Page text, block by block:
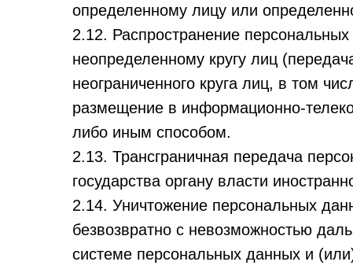
определенному лицу или
2.12. Распространение
неопределенному кругу лиц
неограниченного круга лиц, в том
размещение в информационно-
либо иным способом.
2.13. Трансграничная передача
государства органу власти
2.14. Уничтожение персональных
безвозвратно с невозможностью
системе персональных данных и